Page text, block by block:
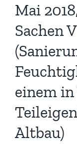
Mai
Sachen
einem
Altbau)